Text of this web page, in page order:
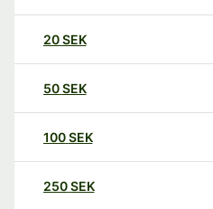
20SEK
50SEK
100SEK
250SEK